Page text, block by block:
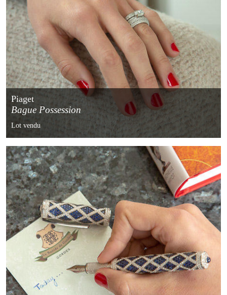
Piaget
Bague Possession
Lot vendu